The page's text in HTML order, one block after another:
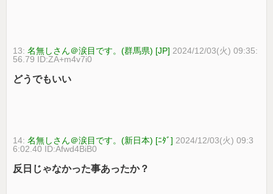
13:名無しさん＠涙目です。(群馬県) [JP] 2024/12/03(火) 09:35:
56.79 ID:ZA+m4v7i0
どうでもいい
14:名無しさん＠涙目です。(新日本) [ﾆﾀﾞ] 2024/12/03(火) 09:3
6:02.40 ID:Afwd4BiB0
反日じゃなかった事あったか？